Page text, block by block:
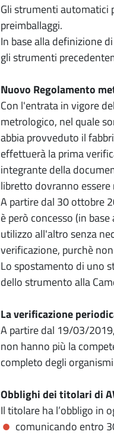
Gli strumenti automatici
preimballaggi.
In base alla definizione
gli strumenti
Nuovo Regolamento
Con l'entrata in vigore
metrologico, nel quale
abbia provveduto il
effettuerà la prima
integrante della
libretto dovranno
A partire dal 30 ottobre
è però concesso (in
utilizzo all'altro senza
verificazione, purchè
Lo spostamento di uno
dello strumento alla
La verificazione
A partire dal 19/03/
non hanno più la
completo degli
Obblighi dei titolari di
Il titolare ha l’obbligo in
comunicando entro